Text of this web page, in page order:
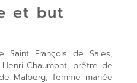
et but
François de Sales,
Chaumont, prêtre de
Malberg, femme mariée